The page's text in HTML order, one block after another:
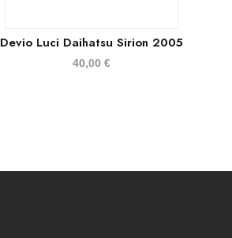
Devio Luci Daihatsu Sirion 2005
40,00 €